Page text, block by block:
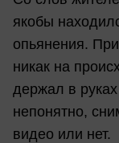
якобы
опьянения.
никак на
держал в
непонятно,
видео или нет.